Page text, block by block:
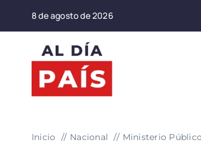
8 de agosto de 2026
Inicio Nacional Ministerio